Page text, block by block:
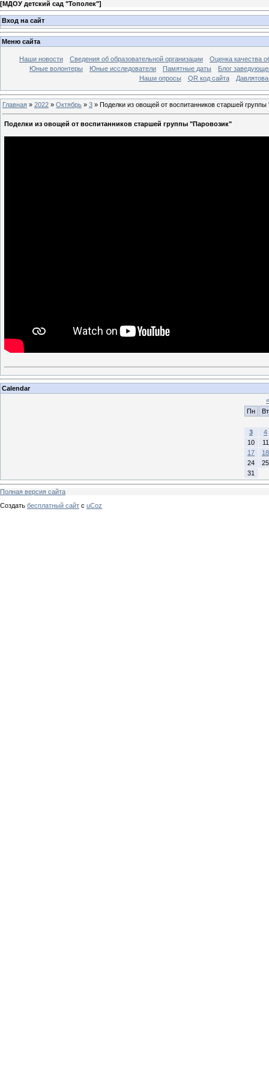
[МДОУ детский сад "Тополек"]
Вход на сайт
Меню сайта
Наши новости Сведения об образовательной организации
Оценка качества
Юные волонтеры
Юные исследователи Памятные даты
Блог
Наши опросы
QR код сайта
Главная » 2022 » Октябрь » 3 » Поделки из овощей от воспитанников старшей группы
Поделки из овощей от воспитанников старшей группы "Паровозик"
Calendar
«
Пн
Вт
3
4
10
11
17
18
24
25
31
Полная версия сайта
Создать бесплатный сайт с uCoz